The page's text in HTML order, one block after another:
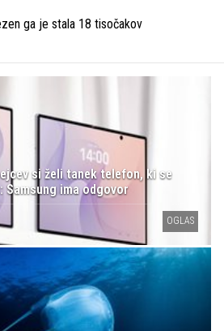
ga je stala 18 tisočakov
si želi tanek telefon, ki se
Samsung ima odgovor
OGLAS